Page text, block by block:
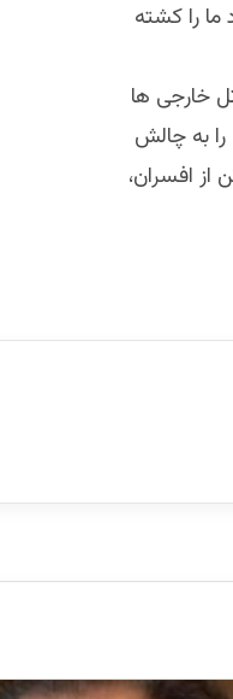
که افراد ما را کشته
گفته میشود قاتل خارجی ها‌
ما را به چالش
صد ها تن از افسران،